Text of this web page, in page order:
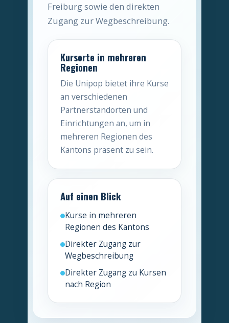
Freiburg sowie den direkten
Zugang zur Wegbeschreibung.
Kursorte in mehreren
Regionen
Die Unipop bietet ihre Kurse
an verschiedenen
Partnerstandorten und
Einrichtungen an, um in
mehreren Regionen des
Kantons präsent zu sein.
Auf einen Blick
Kurse in mehreren
Regionen des Kantons
Direkter Zugang zur
Wegbeschreibung
Direkter Zugang zu Kursen
nach Region